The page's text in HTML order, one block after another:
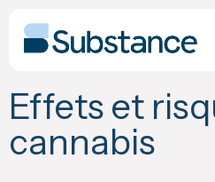
content
Effets et
cannabis